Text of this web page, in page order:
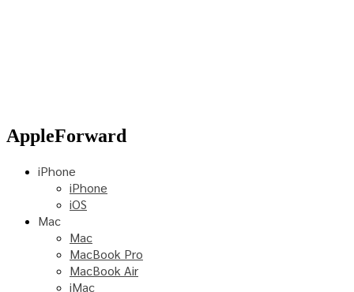
AppleForward
iPhone
iPhone
iOS
Mac
Mac
MacBook Pro
MacBook Air
iMac